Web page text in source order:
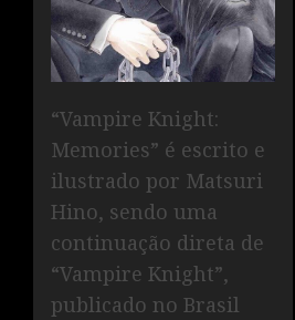
“Vampire Knight:
Memories” é escrito e
ilustrado por Matsuri
Hino, sendo uma
continuação direta de
“Vampire Knight”,
publicado no Brasil